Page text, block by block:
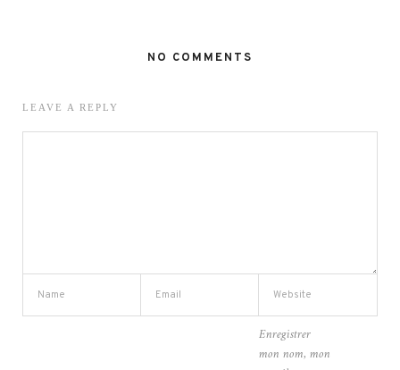
NO COMMENTS
LEAVE A REPLY
Enregistrer
mon nom, mon